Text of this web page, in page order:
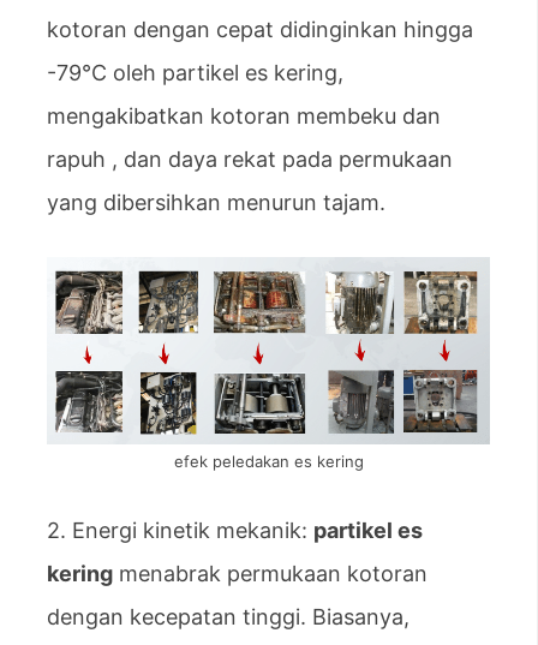
kotoran dengan cepat didinginkan hingga
-79°C oleh partikel es kering,
mengakibatkan kotoran membeku dan
rapuh , dan daya rekat pada permukaan
yang dibersihkan menurun tajam.
efek peledakan es kering
2. Energi kinetik mekanik: partikel es
kering menabrak permukaan kotoran
dengan kecepatan tinggi. Biasanya,